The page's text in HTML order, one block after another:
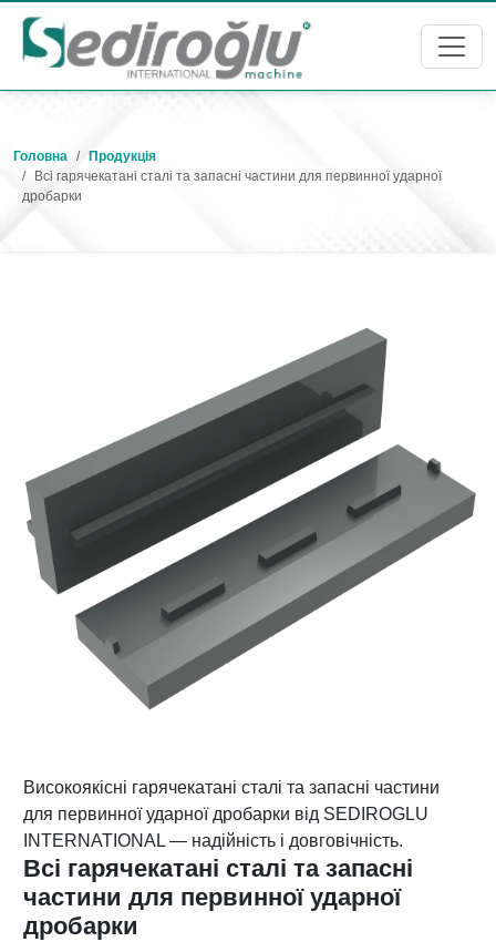
Головна
Продукція
Всі гарячекатані сталі та запасні частини для первинної ударної
дробарки
Високоякісні гарячекатані сталі та запасні частини
для первинної ударної дробарки від SEDIROGLU
INTERNATIONAL — надійність і довговічність.
Всі гарячекатані сталі та запасні
частини для первинної ударної
дробарки